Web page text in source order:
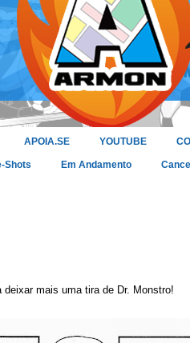
APOIA.SE YOUTUBE
Shots Em Andamento
mais uma tira de Dr. Monstro!